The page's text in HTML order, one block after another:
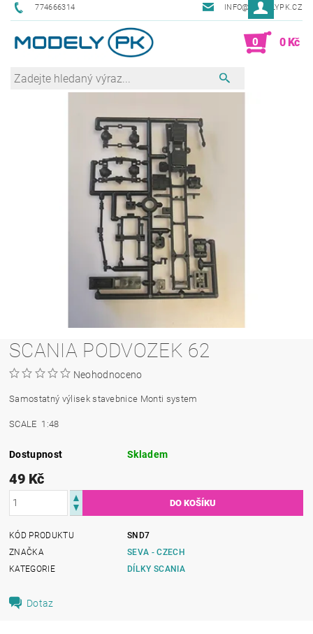
774666314 INFO@MODELYPK.CZ
0 0 Kč
SCANIA PODVOZEK 62
Neohodnoceno
Samostatný výlisek stavebnice Monti system
SCALE 1:48
Dostupnost Skladem
49 Kč
KÓD PRODUKTU
SND7
ZNAČKA
SEVA - CZECH
KATEGORIE
DÍLKY SCANIA
Dotaz